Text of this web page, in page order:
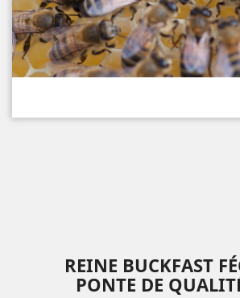
REINE BUCKFAST
PONTE DE